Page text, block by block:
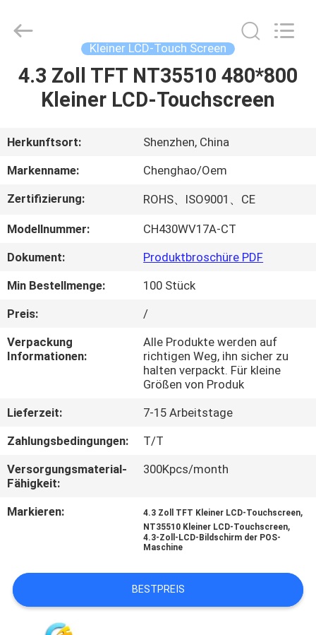
ZU
HAUSE
PRODUKTE
ÜBER
WERKSBESICHTIGUNG
QUALITÄTSKONTROLLE
KONTAKT
BITTE UM
EIN
ANGEBOT
PRIVACY
POLICY
Optoelectronic
Reserved.
Kleiner LCD-Touch Screen
4.3 Zoll TFT NT35510 480*800
Kleiner LCD-Touchscreen
Herkunftsort:
Shenzhen, China
Markenname:
Chenghao/Oem
Zertifizierung:
ROHS、ISO9001、CE
Modellnummer:
CH430WV17A-CT
Dokument:
Produktbroschüre PDF
Min Bestellmenge:
100 Stück
Preis:
/
Verpackung
Informationen:
Alle Produkte werden auf
richtigen Weg, ihn sicher zu
halten verpackt. Für kleine
Größen von Produk
Lieferzeit:
7-15 Arbeitstage
Zahlungsbedingungen:
T/T
Versorgungsmaterial-
Fähigkeit:
300Kpcs/month
Markieren: 4.3 Zoll TFT Kleiner LCD-Touchscreen,
NT35510 Kleiner LCD-Touchscreen,
4.3-Zoll-LCD-Bildschirm der POS-
Maschine
BESTPREIS